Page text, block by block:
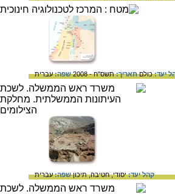
יעד:כולםתאריך:תשס"ח - 2008 שפה:עברית
קהל יעד:יסודי,חטיבה,תיכוןשפה:עברית